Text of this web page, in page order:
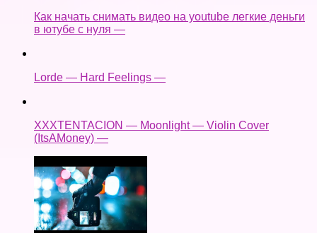
Как начать снимать видео на youtube легкие деньги
в ютубе с нуля —
Lorde — Hard Feelings —
XXXTENTACION — Moonlight — Violin Cover
(ItsAMoney) —